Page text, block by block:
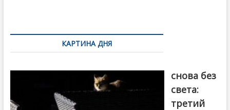
по
записямКАРТИНА ДНЯ
снова без
света:
третий